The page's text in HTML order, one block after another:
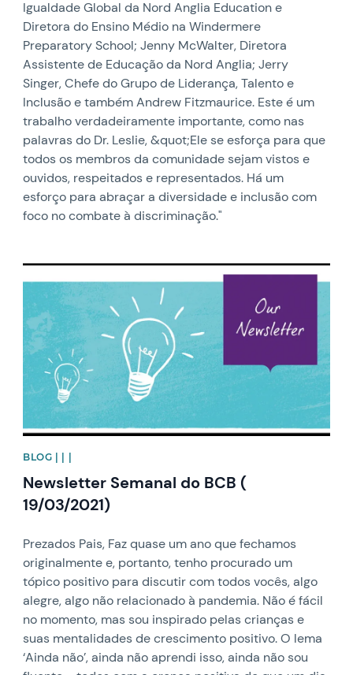
Igualdade Global da Nord Anglia Education e
Diretora do Ensino Médio na Windermere
Preparatory School; Jenny McWalter, Diretora
Assistente de Educação da Nord Anglia; Jerry
Singer, Chefe do Grupo de Liderança, Talento e
Inclusão e também Andrew Fitzmaurice. Este é um
trabalho verdadeiramente importante, como nas
palavras do Dr. Leslie, &quot;Ele se esforça para que
todos os membros da comunidade sejam vistos e
ouvidos, respeitados e representados. Há um
esforço para abraçar a diversidade e inclusão com
foco no combate à discriminação."
News image
BLOG | | |
Newsletter Semanal do BCB (
19/03/2021)
Prezados Pais, Faz quase um ano que fechamos
originalmente e, portanto, tenho procurado um
tópico positivo para discutir com todos vocês, algo
alegre, algo não relacionado à pandemia. Não é fácil
no momento, mas sou inspirado pelas crianças e
suas mentalidades de crescimento positivo. O lema
‘Ainda não’, ainda não aprendi isso, ainda não sou